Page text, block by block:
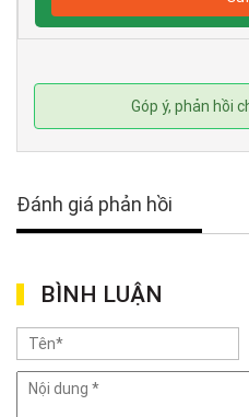
Góp ý, phản hồi
Đánh giá phản hồi
BÌNH LUẬN